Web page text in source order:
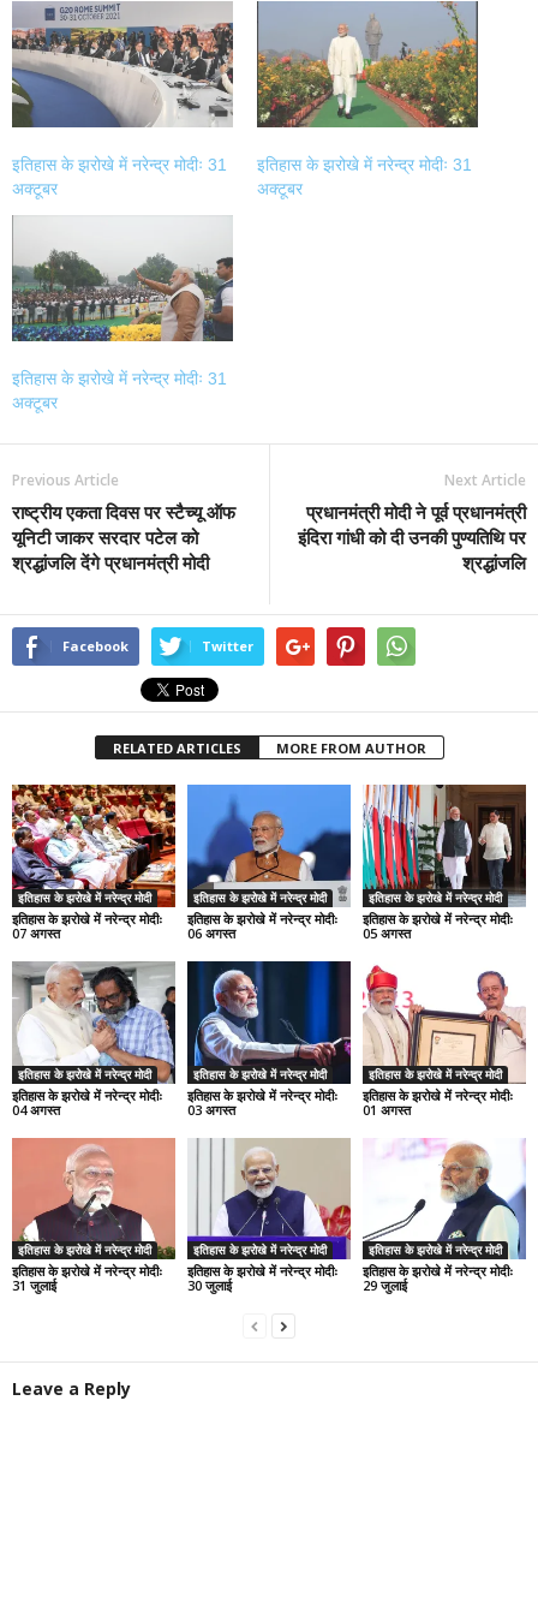
(Opens
in
new
window)
(Opens
in
new
window)
in
new
window)
in
new
window)
इतिहास के झरोखे में नरेन्द्र मोदीः 31
अक्टूबर
इतिहास के झरोखे में नरेन्द्र मोदीः 31
अक्टूबर
इतिहास के झरोखे में नरेन्द्र मोदीः 31
अक्टूबर
Previous Article
राष्ट्रीय एकता दिवस पर स्टैच्यू ऑफ
यूनिटी जाकर सरदार पटेल को
श्रद्धांजलि देंगे प्रधानमंत्री मोदी
Next Article
प्रधानमंत्री मोदी ने पूर्व प्रधानमंत्री
इंदिरा गांधी को दी उनकी पुण्यतिथि पर
श्रद्धांजलि
Facebook Twitter
RELATED ARTICLES MORE FROM AUTHOR
इतिहास के झरोखे में नरेन्द्र मोदी
इतिहास के झरोखे में नरेन्द्र मोदीः
07 अगस्त
इतिहास के झरोखे में नरेन्द्र मोदी
इतिहास के झरोखे में नरेन्द्र मोदीः
06 अगस्त
इतिहास के झरोखे में नरेन्द्र मोदी
इतिहास के झरोखे में नरेन्द्र मोदीः
05 अगस्त
इतिहास के झरोखे में नरेन्द्र मोदी
इतिहास के झरोखे में नरेन्द्र मोदीः
04 अगस्त
इतिहास के झरोखे में नरेन्द्र मोदी
इतिहास के झरोखे में नरेन्द्र मोदीः
03 अगस्त
इतिहास के झरोखे में नरेन्द्र मोदी
इतिहास के झरोखे में नरेन्द्र मोदीः
01 अगस्त
इतिहास के झरोखे में नरेन्द्र मोदी
इतिहास के झरोखे में नरेन्द्र मोदीः
31 जुलाई
इतिहास के झरोखे में नरेन्द्र मोदी
इतिहास के झरोखे में नरेन्द्र मोदीः
30 जुलाई
इतिहास के झरोखे में नरेन्द्र मोदी
इतिहास के झरोखे में नरेन्द्र मोदीः
29 जुलाई
Leave a Reply